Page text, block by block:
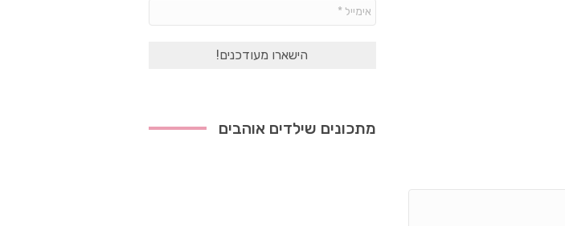
*
מתכונים שילדים אוהבים